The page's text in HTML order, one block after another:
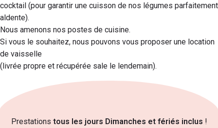
cocktail (pour garantir une cuisson de nos légumes parfaitement
aldente).
Nous amenons nos postes de cuisine.
Si vous le souhaitez, nous pouvons vous proposer une location
de vaisselle
(livrée propre et récupérée sale le lendemain).
Prestations tous les jours Dimanches et fériés inclus !